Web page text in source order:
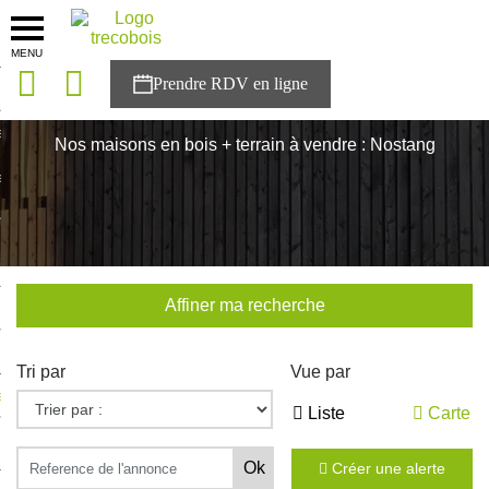
MENU
solutions
Trecobois
à NESTOR
Nos maisons en bois + terrain à vendre : Nostang
Affiner ma recherche
Tri par Vue par
Liste Carte
Créer une alerte